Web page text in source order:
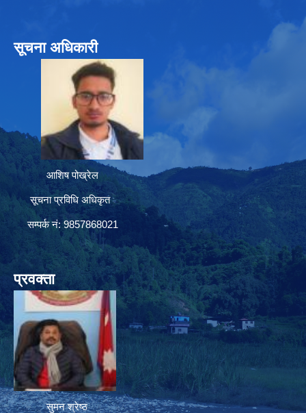
सूचना अधिकारी
आशिष पोख्रेल
सूचना प्रविधि अधिकृत
सम्पर्क नं: 9857868021
प्रवक्ता
सुमन श्रेष्ठ